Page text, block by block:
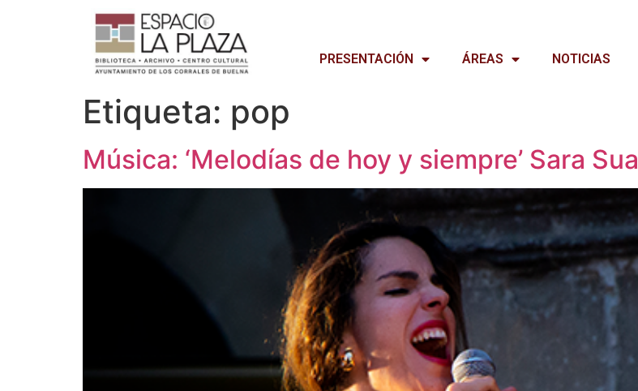
PRESENTACIÓN ÁREAS NOTICIAS
Etiqueta: pop
Música: ‘Melodías de hoy y siempre’ Sara Sua